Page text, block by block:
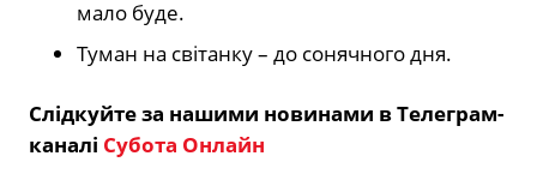
мало буде.
Туман на світанку – до сонячного дня.
Слідкуйте за нашими новинами в Телеграм-
каналі Субота Онлайн